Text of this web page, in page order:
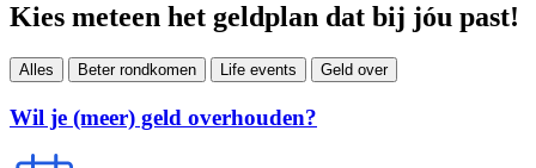
Kies meteen het geldplan dat bij jóu past!
Alles Beter rondkomen Life events Geld over
Wil je (meer) geld overhouden?